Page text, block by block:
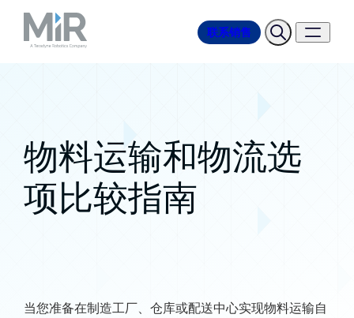
联系销售
物料运输和物流选
项比较指南
当您准备在制造工厂、仓库或配送中心实现物料运输自